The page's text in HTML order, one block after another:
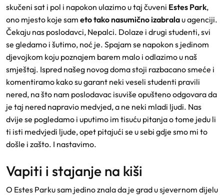
skučeni sat i pol i napokon ulazimo u taj čuveni Estes Park,
ono mjesto koje sam eto tako nasumično izabralau agenciji.
Čekaju nas poslodavci, Nepalci. Dolaze i drugi studenti, svi
se gledamo i šutimo, noć je. Spajam se napokon s jedinom
djevojkom koju poznajem barem malo i odlazimo u naš
smještaj. Ispred našeg novog doma stoji razbacano smeće i
komentiramo kako su garant neki veseli studenti pravili
nered, na što nam poslodavac isuviše opušteno odgovara da
je taj nered napravio medvjed, a ne neki mladi ljudi. Nas
dvije se pogledamo i uputimo im tisuću pitanja o tome jedu li
ti isti medvjedi ljude, opet pitajući se u sebi gdje smo mi to
došle i zašto. I nastavimo.
Vapiti i stajanje na kiši
O Estes Parku sam jedino znala da je grad u sjevernom dijelu